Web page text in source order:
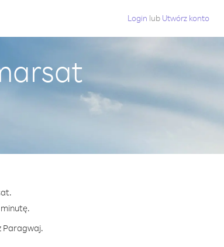
Login lub Utwórz konto
Paragwaj.